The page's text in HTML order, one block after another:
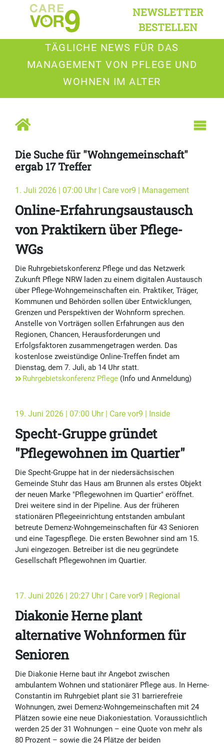
NEWSLETTER
BESTELLEN
TÄGLICHE NEWS FÜR DAS
MANAGEMENT VON PFLEGE UND
WOHNEN IM ALTER
Die Suche für "Wohngemeinschaft"
ergab 17 Treffer
1. Juli 2026 | 07:00 Uhr | Care vor9 | Management
Online-Erfahrungsaustausch
von Praktikern über Pflege-
WGs
Die Ruhrgebietskonferenz Pflege und das Netzwerk
Zukunft Pflege NRW laden zu einem digitalen Austausch
über Pflege-Wohngemeinschaften ein. Praktiker, Träger,
Kommunen und Behörden sollen über Entwicklungen,
Grenzen und Perspektiven der Wohnform sprechen.
Anstelle von Vorträgen sollen Erfahrungen aus den
Regionen, Chancen, Herausforderungen und
Erfolgsfaktoren zusammengetragen werden. Das
kostenlose zweistündige Online-Treffen findet am
Dienstag, dem 7. Juli, ab 14 Uhr statt.
Ruhrgebietskonferenz Pflege (Info und Anmeldung)
19. Juni 2026 | 07:00 Uhr | Care vor9 | Inside
Specht-Gruppe gründet
"Pflegewohnen im Quartier"
Die Specht-Gruppe hat in der niedersächsischen
Gemeinde Stuhr das Haus am Brunnen als erstes Objekt
der neuen Marke "Pflegewohnen im Quartier" eröffnet.
Drei weitere sind in der Pipeline. Aus der früheren
stationären Pflegeeinrichtung entstanden ambulant
betreute Demenz-Wohngemeinschaften für 43 Senioren
und eine Tagespflege. Die ersten Bewohner sind am 15.
Juni eingezogen. Betreiber ist die neu gegründete
Gesellschaft Pflegewohnen im Quartier.
17. Juni 2026 | 20:27 Uhr | Care vor9 | Regional
Diakonie Herne plant
alternative Wohnformen für
Senioren
Die Diakonie Herne baut ihr Angebot zwischen
ambulantem Wohnen und stationärer Pflege aus. In Herne-
Constantin im Ruhrgebiet plant sie 31 barrierefreie
Wohnungen, zwei Demenz-Wohngemeinschaften mit 24
Plätzen sowie eine neue Diakoniestation. Voraussichtlich
werden 25 der 31 Wohnungen – eine Quote von mehr als
80 Prozent – sowie die 24 Plätze der beiden